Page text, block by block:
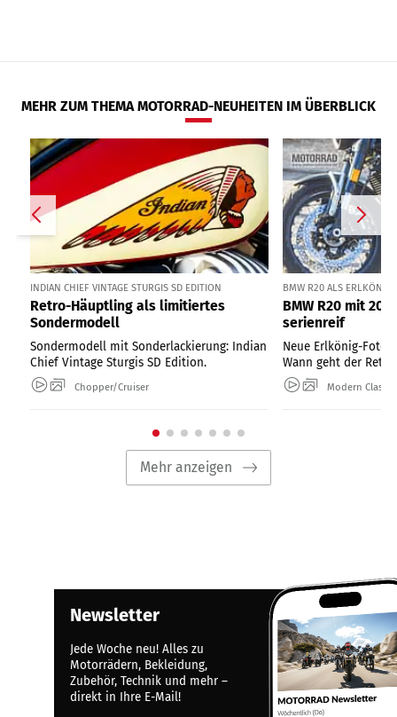
MEHR ZUM THEMA MOTORRAD-NEUHEITEN IM ÜBERBLICK
INDIAN CHIEF VINTAGE STURGIS SD EDITION
Retro-Häuptling als limitiertes
Sondermodell
Sondermodell mit Sonderlackierung: Indian
Chief Vintage Sturgis SD Edition.
Chopper/Cruiser
BMW R20 ALS ERLKÖNIG
BMW R20 mit
serienreif
Neue Erlkönig-Fotos
Wann geht der
Modern Classic
Mehr anzeigen
Newsletter
Jede Woche neu! Alles zu
Motorrädern, Bekleidung,
Zubehör, Technik und mehr –
direkt in Ihre E-Mail!